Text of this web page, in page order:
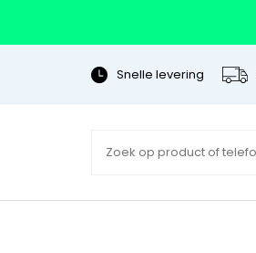
Snelle levering